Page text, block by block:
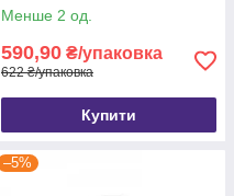
Менше 2 од.
590,90 ₴/упаковка
622 ₴/упаковка
Купити
–5%